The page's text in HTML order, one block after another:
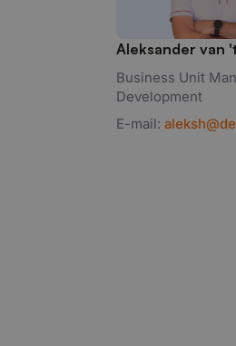
Aleksander van
Business Unit
Development
E-mail: